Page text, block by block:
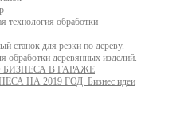
технология обработки
станок для резки по дереву.
обработки деревянных изделий.
В ГАРАЖЕ
НА 2019 ГОД. Бизнес идеи